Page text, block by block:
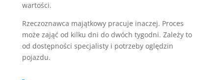
wartości.
Rzeczoznawca majątkowy pracuje inaczej. Proces
może zająć od kilku dni do dwóch tygodni. Zależy to
od dostępności specjalisty i potrzeby oględzin
pojazdu.